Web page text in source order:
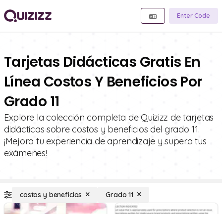
Enter Code
Tarjetas Didácticas Gratis En
Línea Costos Y Beneficios Por
Grado 11
Explore la colección completa de Quizizz de tarjetas
didácticas sobre costos y beneficios del grado 11.
¡Mejora tu experiencia de aprendizaje y supera tus
exámenes!
costos y beneficios Grado 11